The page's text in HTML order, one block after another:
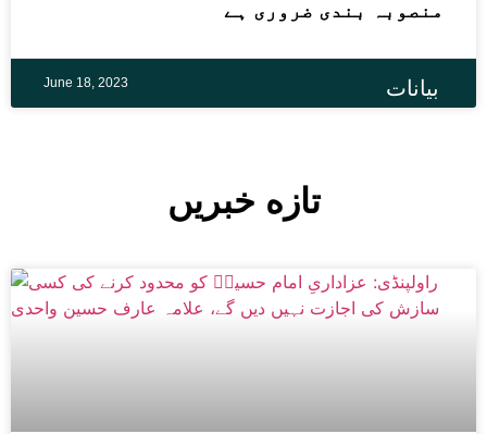
بیانات
منصوبہ بندی ضروری ہے
June 18, 2023
تازه خبریں